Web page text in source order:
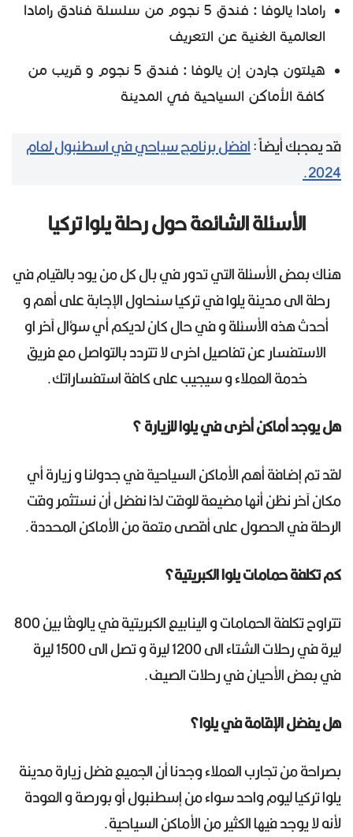
رامادا يالوفا : فندق 5 نجوم من سلسلة فنادق رامادا
العالمية الغنية عن التعريف
هيلتون جاردن إن يالوفا : فندق 5 نجوم و قريب من
كافة الأماكن السياحية في المدينة
قد يعجبك أيضاً :افضل برنامج سياحي في اسطنبول لعام
2024.
الأسئلة الشائعة حول رحلة يلوا تركيا
هناك بعض الأسئلة التي تدور في بال كل من يود بالقيام في
رحلة الى مدينة يلوا في تركيا سنحاول الإجابة على أهم و
أحدث هذه الأسئلة و في حال كان لديكم أي سؤال آخر او
الاستفسار عن تفاصيل اخرى لا تتردد بالتواصل مع فريق
خدمة العملاء و سيجيب على كافة استفساراتك.
هل يوجد أماكن أخرى في يلوا للزيارة ؟
لقد تم إضافة أهم الأماكن السياحية في جدولنا و زيارة أي
مكان آخر نظن أنها مضيعة للوقت لذا نفضل أن نستثمر وقت
الرحلة في الحصول على أقصى متعة من الأماكن المحددة.
كم تكلفة حمامات يلوا الكبريتية؟
تتراوح تكلفة الحمامات و الينابيع الكبريتية في يالوڤا بين 800
ليرة في رحلات الشتاء الى 1200 ليرة و تصل الى 1500 ليرة
في بعض الأحيان في رحلات الصيف.
هل يفضل الإقامة في يلوا؟
بصراحة من تجارب العملاء وجدنا أن الجميع فضل زيارة مدينة
يلوا تركيا ليوم واحد سواء من إسطنبول أو بورصة و العودة
لأنه لا يوجد فيها الكثير من الأماكن السياحية.